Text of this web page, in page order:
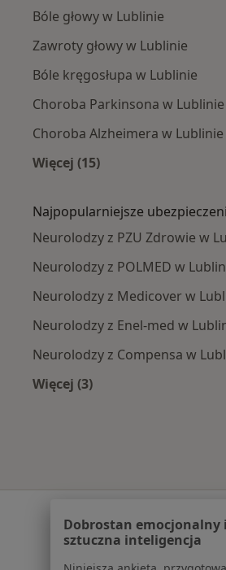
Bóle głowy w Lublinie
Zawroty głowy w Lublinie
Bóle kręgosłupa w Lublinie
Choroba Parkinsona w Lublinie
Choroba Alzheimera w Lublinie
Więcej (15)
Najpopularniejsze
Neurolodzy z PZU Zdrowie w
Neurolodzy z POLMED w
Neurolodzy z Medicover w
Neurolodzy z Enel-med w
Neurolodzy z Compensa w
Więcej (3)
Regulamin
Polityka prywatności
Dobrostan emocjonalny i
sztuczna inteligencja